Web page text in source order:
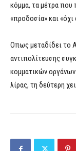
κόμμα, τα μέτρα που
«προδοσία» και «όχι
Οπως μεταδίδει το
αντιπολίτευσης
κομματικών οργάνων
λίρας, τη δεύτερη